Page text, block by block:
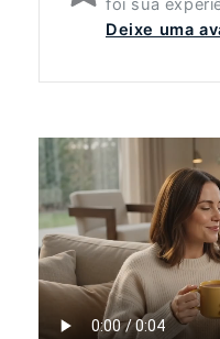
foi sua
Deixe uma